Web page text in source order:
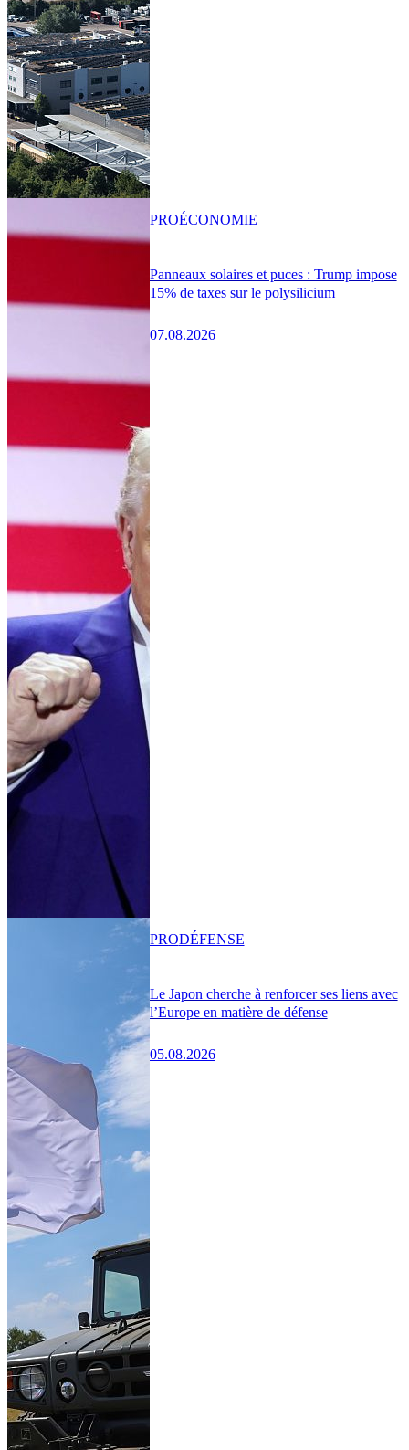
Panneaux solaires et puces : Trump impose
15% de taxes sur le polysilicium
07.08.2026
PROÉCONOMIE
Le Japon cherche à renforcer ses liens avec
l’Europe en matière de défense
05.08.2026
PRODÉFENSE